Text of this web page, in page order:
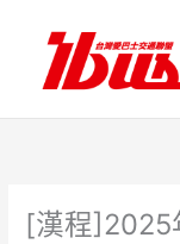
內
[漢程]2025